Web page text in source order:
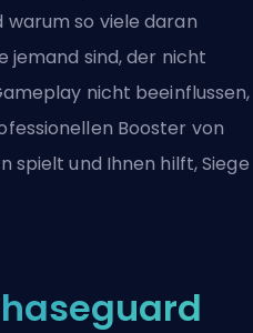
warum so viele daran
jemand sind, der nicht
nicht beeinflussen,
Booster von
spielt und Ihnen hilft, Siege